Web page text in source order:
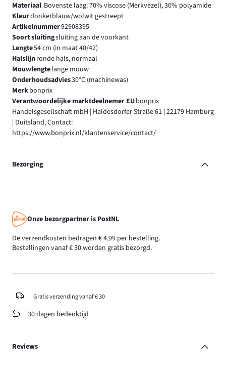
Materiaal Bovenste laag: 70% viscose (Merkvezel), 30% polyamide
Kleurdonkerblauw/wolwit gestreept
Artikelnummer92908395
Soort sluitingsluiting aan de voorkant
Lengte54 cm (in maat 40/42)
Halslijnronde hals, normaal
Mouwlengtelange mouw
Onderhoudsadvies30°C (machinewas)
Merkbonprix
Verantwoordelijke marktdeelnemer EUbonprix
Handelsgesellschaft mbH | Haldesdorfer Straße 61 | 22179 Hamburg
| Duitsland, Contact:
https://www.bonprix.nl/klantenservice/contact/
Bezorging
Onze bezorgpartner is PostNL
De verzendkosten bedragen € 4,99 per bestelling.
Bestellingen vanaf € 30 worden gratis bezorgd.
Gratis verzending vanaf € 30
30 dagen bedenktijd
Reviews